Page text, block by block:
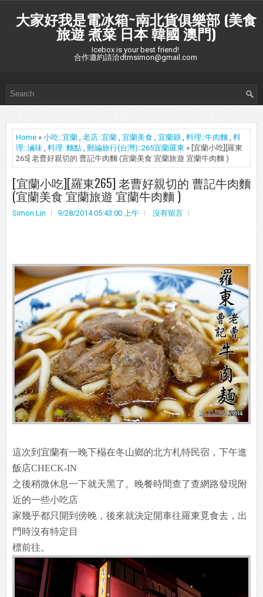
大家好我是電冰箱~南北貨俱樂部 (美食
旅遊 煮菜 日本 韓國 澳門)
Icebox is your best friend!
合作邀約請洽dtmsimon@gmail.com
Home » 小吃::宜蘭 , 老店::宜蘭 , 宜蘭美食 , 宜蘭縣 , 料理::牛肉麵 , 料
理::滷味 , 料理::麵點 , 郵編旅行(台灣)::265宜蘭羅東 » [宜蘭小吃][羅東
265] 老曹好親切的 曹記牛肉麵 (宜蘭美食 宜蘭旅遊 宜蘭牛肉麵 )
[宜蘭小吃][羅東265] 老曹好親切的 曹記牛肉麵
(宜蘭美食 宜蘭旅遊 宜蘭牛肉麵 )
Simon Lin 9/28/2014 05:43:00 上午 沒有留言
這次到宜蘭有一晚下榻在冬山鄉的北方札特民宿，下午進
飯店CHECK-IN
之後稍微休息一下就天黑了。晚餐時間查了查網路發現附
近的一些小吃店
家幾乎都只開到傍晚，後來就決定開車往羅東覓食去，出
門時沒有特定目
標前往。